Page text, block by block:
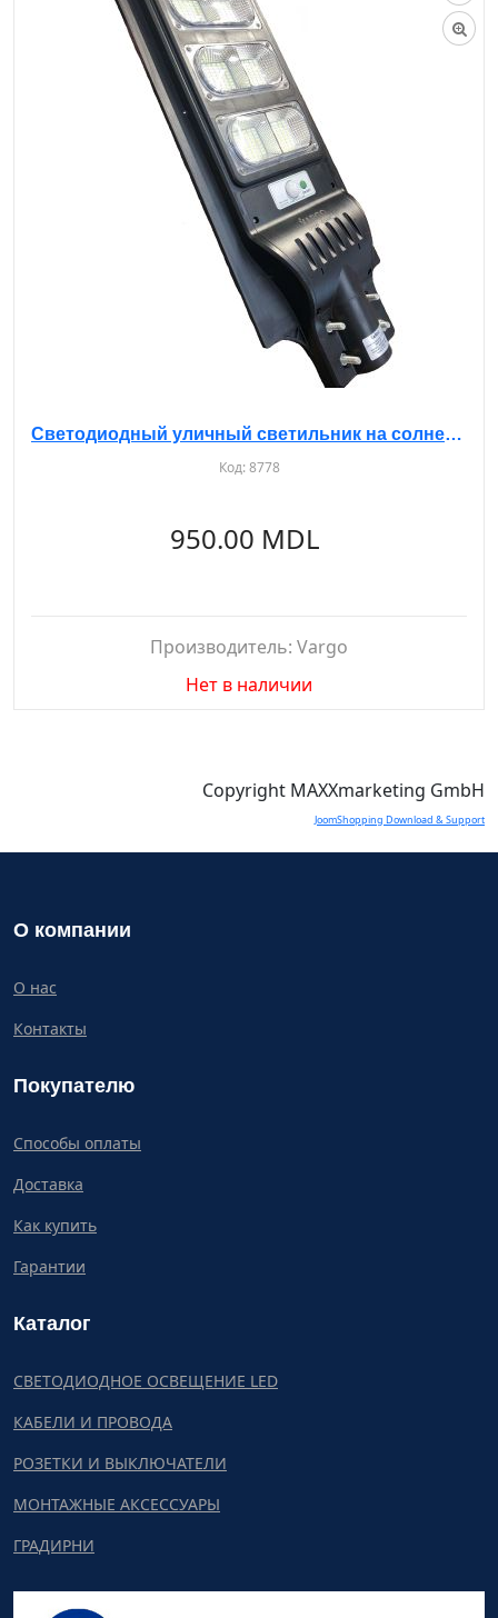
Светодиодный уличный светильник на солнечной батарее с датчиком 120W 6500K
Код:8778
950.00 MDL
Производитель: Vargo
Нет в наличии
Copyright MAXXmarketing GmbH
JoomShopping Download & Support
О компании
О нас
Контакты
Покупателю
Способы оплаты
Доставка
Как купить
Гарантии
Каталог
СВЕТОДИОДНОЕ ОСВЕЩЕНИЕ LED
КАБЕЛИ И ПРОВОДА
РОЗЕТКИ И ВЫКЛЮЧАТЕЛИ
МОНТАЖНЫЕ АКСЕССУАРЫ
ГРАДИРНИ